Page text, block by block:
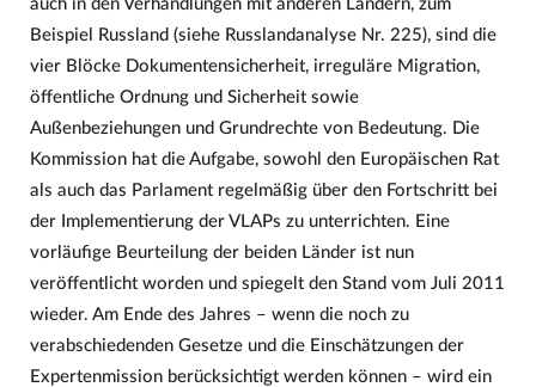
auch in den Verhandlungen mit anderen Ländern, zum
Beispiel Russland (siehe Russlandanalyse Nr. 225), sind die
vier Blöcke Dokumentensicherheit, irreguläre Migration,
öffentliche Ordnung und Sicherheit sowie
Außenbeziehungen und Grundrechte von Bedeutung. Die
Kommission hat die Aufgabe, sowohl den Europäischen Rat
als auch das Parlament regelmäßig über den Fortschritt bei
der Implementierung der VLAPs zu unterrichten. Eine
vorläufige Beurteilung der beiden Länder ist nun
veröffentlicht worden und spiegelt den Stand vom Juli 2011
wieder. Am Ende des Jahres – wenn die noch zu
verabschiedenden Gesetze und die Einschätzungen der
Expertenmission berücksichtigt werden können – wird ein